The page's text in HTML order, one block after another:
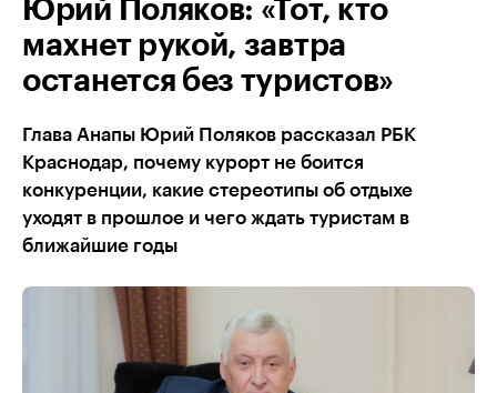
Юрий Поляков: «Тот, кто
махнет рукой, завтра
останется без туристов»
Глава Анапы Юрий Поляков рассказал РБК
Краснодар, почему курорт не боится
конкуренции, какие стереотипы об отдыхе
уходят в прошлое и чего ждать туристам в
ближайшие годы